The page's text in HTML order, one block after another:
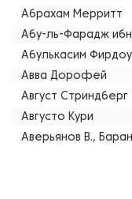
Абрахам Мерритт
Абу-ль-Фарадж ибн
Абулькасим
Авва Дорофей
Август Стриндберг
Августо Кури
Аверьянов В.,